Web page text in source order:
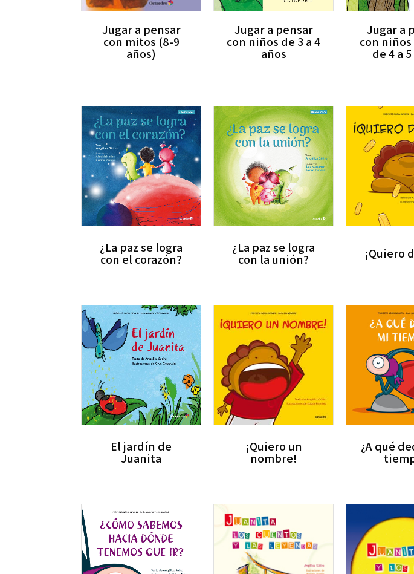
Jugar a pensar
con mitos (8-9
años)
Jugar a pensar
con niños de 3 a 4
años
Jugar a
con
de 4 a
¿La paz se logra
con el corazón?
¿La paz se logra
con la unión? ¡Quiero
El jardín de
Juanita
¡Quiero un
nombre!
¿A qué